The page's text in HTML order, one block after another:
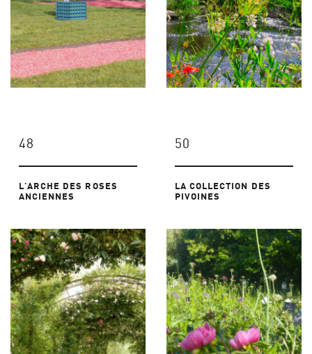
48
L'ARCHE DES ROSES
ANCIENNES
50
LA COLLECTION DES
PIVOINES